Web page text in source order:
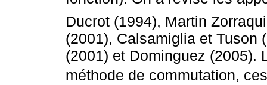
Ducrot (1994), Martin
(2001), Calsamiglia et Tuson
(2001) et Dominguez (2005).
méthode de commutation,